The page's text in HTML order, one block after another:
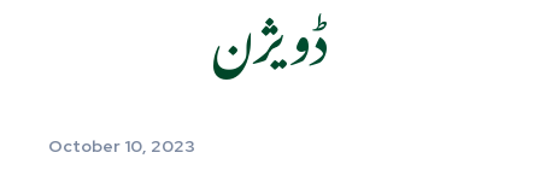
ڈویژن
October 10, 2023